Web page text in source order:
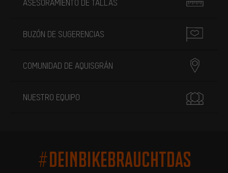
ASESORAMIENTO DE TALLAS
BUZÓN DE SUGERENCIAS
COMUNIDAD DE AQUISGRÁN
NUESTRO EQUIPO
#DEINBIKEBRAUCHTDAS